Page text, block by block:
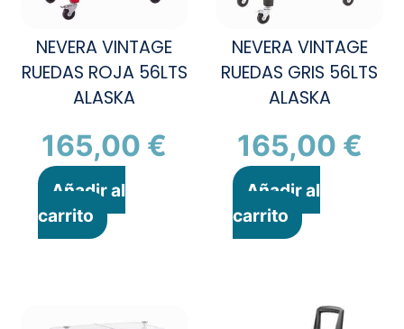
NEVERA VINTAGE
RUEDAS ROJA 56LTS
ALASKA
165,00 €
Añadir al
carrito
NEVERA VINTAGE
RUEDAS GRIS 56LTS
ALASKA
165,00 €
Añadir al
carrito